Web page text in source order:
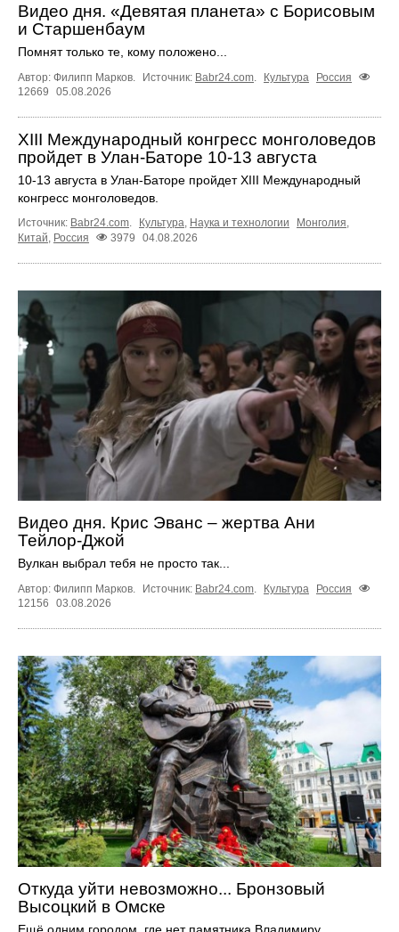
Видео дня. «Девятая планета» с Борисовым
и Старшенбаум
Помнят только те, кому положено...
Автор: Филипп Марков. Источник: Babr24.com Культура
Россия
12669
05.08.2026
XIII Международный конгресс монголоведов
пройдет в Улан-Баторе 10-13 августа
10-13 августа в Улан-Баторе пройдет XIII Международный
конгресс монголоведов.
Источник: Babr24.com Культура Наука и технологии Монголия
Китай Россия 3979 04.08.2026
Видео дня. Крис Эванс – жертва Ани
Тейлор-Джой
Вулкан выбрал тебя не просто так...
Автор: Филипп Марков. Источник: Babr24.com. Культура
Россия
12156
03.08.2026
Откуда уйти невозможно... Бронзовый
Высоцкий в Омске